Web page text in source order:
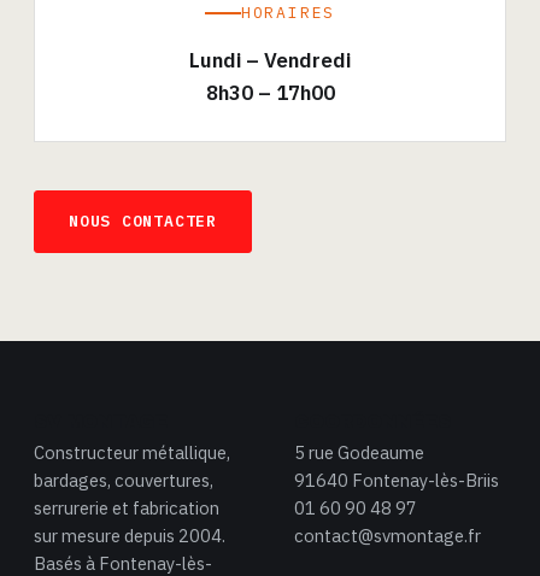
HORAIRES
Lundi – Vendredi
8h30 – 17h00
NOUS CONTACTER
Constructeur métallique,
bardages, couvertures,
serrurerie et fabrication
sur mesure depuis 2004.
Basés à Fontenay-lès-
5 rue Godeaume
91640 Fontenay-lès-Briis
01 60 90 48 97
contact@svmontage.fr